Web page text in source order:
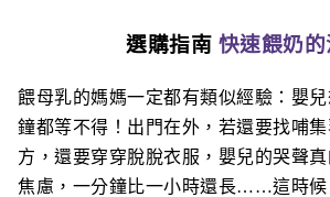
選購指南 快速餵奶的
餵母乳的媽媽一定都有類似經驗：嬰
鐘都等不得！出門在外，若還要找哺
方，還要穿穿脫脫衣服，嬰兒的哭聲
焦慮，一分鐘比一小時還長……這時候